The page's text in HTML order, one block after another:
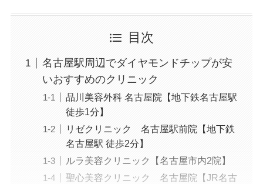
目次
名古屋駅周辺でダイヤモンドチップが安
いおすすめのクリニック
品川美容外科 名古屋院【地下鉄名古屋駅
徒歩1分】
リゼクリニック 名古屋駅前院【地下鉄
名古屋駅 徒歩2分】
ルラ美容クリニック【名古屋市内2院】
聖心美容クリニック 名古屋院【JR名古